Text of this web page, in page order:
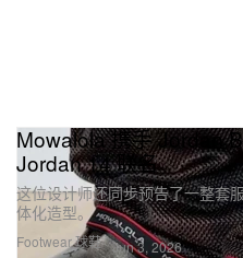
Footwear 球鞋
Mowalola 携手 Jordan
Jordan 14 联名
这位设计师还同步预告了一整套
体化造型。
Jun 3, 2026